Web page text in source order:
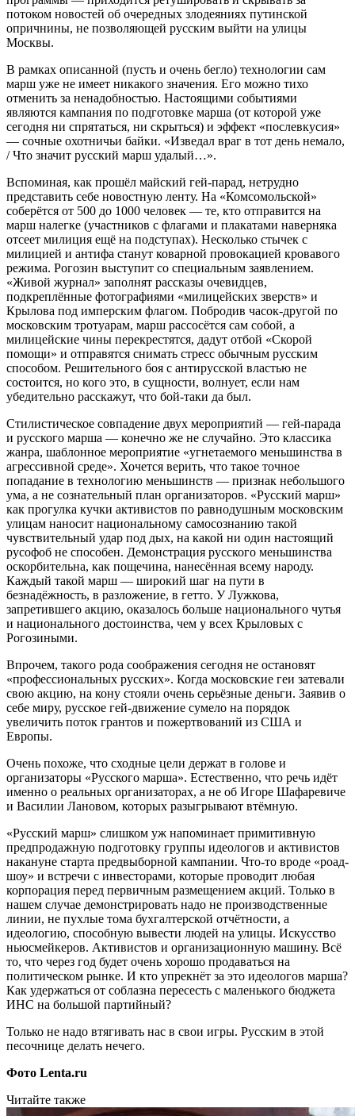
потоком новостей об очередных злодеяниях путинской
опричнины, не позволяющей русским выйти на улицы
Москвы.
В рамках описанной (пусть и очень бегло) технологии сам
марш уже не имеет никакого значения. Его можно тихо
отменить за ненадобностью. Настоящими событиями
являются кампания по подготовке марша (от которой уже
сегодня ни спрятаться, ни скрыться) и эффект «послевкусия»
— сочные охотничьи байки. «Изведал враг в тот день немало,
/ Что значит русский марш удалый…».
Вспоминая, как прошёл майский гей-парад, нетрудно
представить себе новостную ленту. На «Комсомольской»
соберётся от 500 до 1000 человек — те, кто отправится на
марш налегке (участников с флагами и плакатами наверняка
отсеет милиция ещё на подступах). Несколько стычек с
милицией и антифа станут коварной провокацией кровавого
режима. Рогозин выступит со специальным заявлением.
«Живой журнал» заполнят рассказы очевидцев,
подкреплённые фотографиями «милицейских зверств» и
Крылова под имперским флагом. Побродив часок-другой по
московским тротуарам, марш рассосётся сам собой, а
милицейские чины перекрестятся, дадут отбой «Скорой
помощи» и отправятся снимать стресс обычным русским
способом. Решительного боя с антирусской властью не
состоится, но кого это, в сущности, волнует, если нам
убедительно расскажут, что бой-таки да был.
Стилистическое совпадение двух мероприятий — гей-парада
и русского марша — конечно же не случайно. Это классика
жанра, шаблонное мероприятие «угнетаемого меньшинства в
агрессивной среде». Хочется верить, что такое точное
попадание в технологию меньшинств — признак небольшого
ума, а не сознательный план организаторов. «Русский марш»
как прогулка кучки активистов по равнодушным московским
улицам наносит национальному самосознанию такой
чувствительный удар под дых, на какой ни один настоящий
русофоб не способен. Демонстрация русского меньшинства
оскорбительна, как пощечина, нанесённая всему народу.
Каждый такой марш — широкий шаг на пути в
безнадёжность, в разложение, в гетто. У Лужкова,
запретившего акцию, оказалось больше национального чутья
и национального достоинства, чем у всех Крыловых с
Рогозиными.
Впрочем, такого рода соображения сегодня не остановят
«профессиональных русских». Когда московские геи затевали
свою акцию, на кону стояли очень серьёзные деньги. Заявив о
себе миру, русское гей-движение сумело на порядок
увеличить поток грантов и пожертвований из США и
Европы.
Очень похоже, что сходные цели держат в голове и
организаторы «Русского марша». Естественно, что речь идёт
именно о реальных организаторах, а не об Игоре Шафаревиче
и Василии Лановом, которых разыгрывают втёмную.
«Русский марш» слишком уж напоминает примитивную
предпродажную подготовку группы идеологов и активистов
накануне старта предвыборной кампании. Что-то вроде «роад-
шоу» и встречи с инвесторами, которые проводит любая
корпорация перед первичным размещением акций. Только в
нашем случае демонстрировать надо не производственные
линии, не пухлые тома бухгалтерской отчётности, а
идеологию, способную вывести людей на улицы. Искусство
ньюсмейкеров. Активистов и организационную машину. Всё
то, что через год будет очень хорошо продаваться на
политическом рынке. И кто упрекнёт за это идеологов марша?
Как удержаться от соблазна пересесть с маленького бюджета
ИНС на большой партийный?
Только не надо втягивать нас в свои игры. Русским в этой
песочнице делать нечего.
Фото Lenta.ru
Читайте также